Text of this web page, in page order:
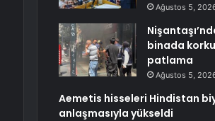
Ağustos 5,
binada
patlama
Ağustos 5,
Aemetis hisseleri Hindistan
anlaşmasıyla yükseldi